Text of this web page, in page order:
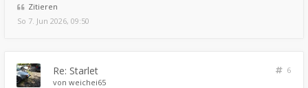
Zitieren
So 7. Jun 2026, 09:50
Re: Starlet
6
von weichei65